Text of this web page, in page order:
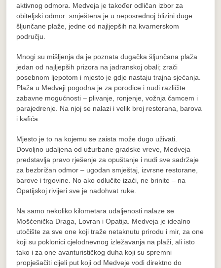
aktivnog odmora. Medveja je također odličan izbor za
obiteljski odmor: smještena je u neposrednoj blizini duge
šljunčane plaže, jedne od najljepših na kvarnerskom
području.
Mnogi su mišljenja da je poznata dugačka šljunčana plaža
jedan od najljepših prizora na jadranskoj obali; zrači
posebnom ljepotom i mjesto je gdje nastaju trajna sjećanja.
Plaža u Medveji pogodna je za porodice i nudi različite
zabavne mogućnosti – plivanje, ronjenje, vožnja čamcem i
parajedrenje. Na njoj se nalazi i velik broj restorana, barova
i kafića.
Mjesto je to na kojemu se zaista može dugo uživati.
Dovoljno udaljena od užurbane gradske vreve, Medveja
predstavlja pravo rješenje za opuštanje i nudi sve sadržaje
za bezbrižan odmor – ugodan smještaj, izvrsne restorane,
barove i trgovine. No ako odlučite izaći, ne brinite – na
Opatijskoj rivijeri sve je nadohvat ruke.
Na samo nekoliko kilometara udaljenosti nalaze se
Mošćenička Draga, Lovran i Opatija. Medveja je idealno
utočište za sve one koji traže netaknutu prirodu i mir, za one
koji su poklonici cjelodnevnog izležavanja na plaži, ali isto
tako i za one avanturističkog duha koji su spremni
propješačiti cijeli put koji od Medveje vodi direktno do